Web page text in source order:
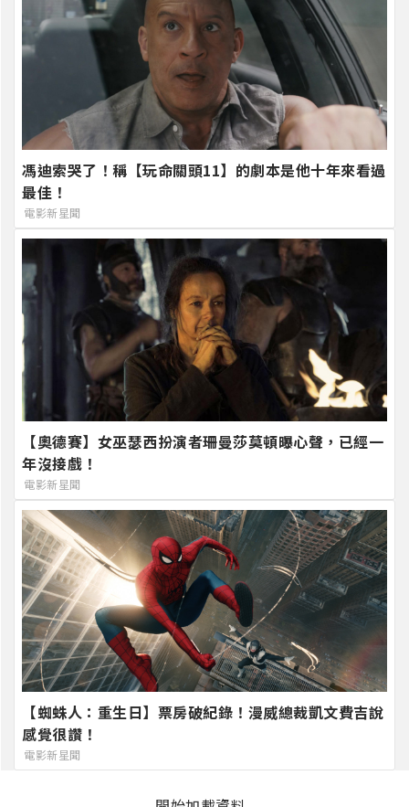
馮迪索哭了！稱【玩命關頭11】的劇本是他十年來看過
最佳！
電影新星聞
【奧德賽】女巫瑟西扮演者珊曼莎莫頓曝心聲，已經一
年沒接戲！
電影新星聞
【蜘蛛人：重生日】票房破紀錄！漫威總裁凱文費吉說
感覺很讚！
電影新星聞